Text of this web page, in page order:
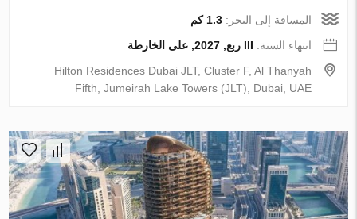
المسافة إلى البحر:1.3 كم
انتهاء السنة: III ربع, 2027, على الخارطة
Hilton Residences Dubai JLT, Cluster F, Al Thanyah
Fifth, Jumeirah Lake Towers (JLT), Dubai, UAE